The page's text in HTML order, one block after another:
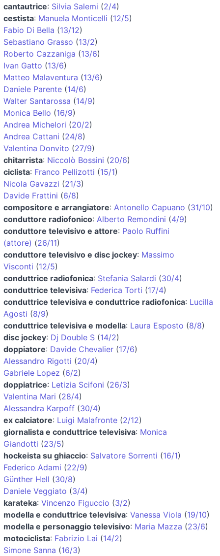
cantautrice: Silvia Salemi (2/4)
cestista: Manuela Monticelli (12/5)
Fabio Di Bella (13/12)
Sebastiano Grasso (13/2)
Roberto Cazzaniga (13/6)
Ivan Gatto (13/6)
Matteo Malaventura (13/6)
Daniele Parente (14/6)
Walter Santarossa (14/9)
Monica Bello (16/9)
Andrea Michelori (20/2)
Andrea Cattani (24/8)
Valentina Donvito (27/9)
chitarrista: Niccolò Bossini (20/6)
ciclista: Franco Pellizotti (15/1)
Nicola Gavazzi (21/3)
Davide Frattini (6/8)
compositore e arrangiatore: Antonello Capuano (31/10)
conduttore radiofonico: Alberto Remondini (4/9)
conduttore televisivo e attore: Paolo Ruffini
(attore) (26/11)
conduttore televisivo e disc jockey: Massimo
Visconti (12/5)
conduttrice radiofonica: Stefania Salardi (30/4)
conduttrice televisiva: Federica Torti (17/4)
conduttrice televisiva e conduttrice radiofonica: Lucilla
Agosti (8/9)
conduttrice televisiva e modella: Laura Esposto (8/8)
disc jockey: Dj Double S (14/2)
doppiatore: Davide Chevalier (17/6)
Alessandro Rigotti (20/4)
Gabriele Lopez (6/2)
doppiatrice: Letizia Scifoni (26/3)
Valentina Mari (28/4)
Alessandra Karpoff (30/4)
ex calciatore: Luigi Malafronte (2/12)
giornalista e conduttrice televisiva: Monica
Giandotti (23/5)
hockeista su ghiaccio: Salvatore Sorrenti (16/1)
Federico Adami (22/9)
Günther Hell (30/8)
Daniele Veggiato (3/4)
karateka: Vincenzo Figuccio (3/2)
modella e conduttrice televisiva: Vanessa Viola (19/10)
modella e personaggio televisivo: Maria Mazza (23/6)
motociclista: Fabrizio Lai (14/2)
Simone Sanna (16/3)